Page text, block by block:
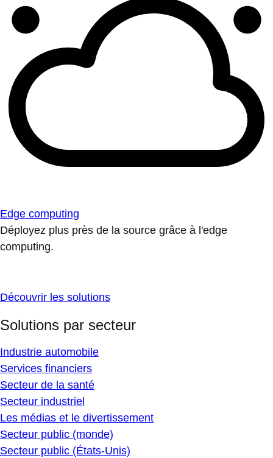
Edge computing
Déployez plus près de la source grâce à l'edge
computing.
Découvrir les solutions
Solutions par secteur
Industrie automobile
Services financiers
Secteur de la santé
Secteur industriel
Les médias et le divertissement
Secteur public (monde)
Secteur public (États-Unis)